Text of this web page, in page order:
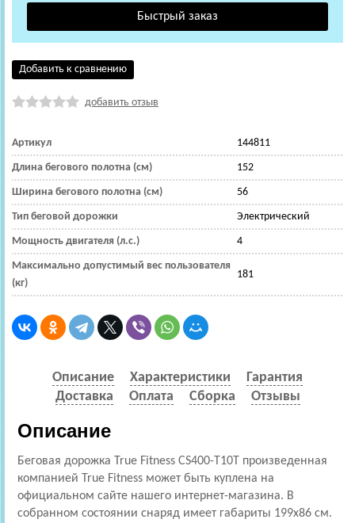
Добавить к сравнению
добавить отзыв
Артикул 144811
Длина бегового полотна (см) 152
Ширина бегового полотна (см) 56
Тип беговой дорожки Электрический
Мощность двигателя (л.с.) 4
Максимально допустимый вес пользователя
(кг)
181
Описание Характеристики
Гарантия
Доставка
Оплата Сборка Отзывы
Описание
Беговая дорожка True Fitness CS400-T10T произведенная
компанией True Fitness может быть куплена на
официальном сайте нашего интернет-магазина. В
собранном состоянии снаряд имеет габариты 199x86 см.